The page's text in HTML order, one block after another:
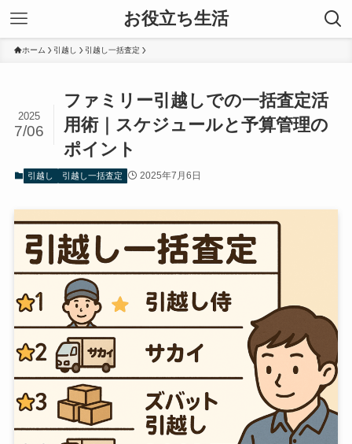
お役立ち生活
ホーム 引越し 引越し一括査定
ファミリー引越しでの一括査定活
用術｜スケジュールと予算管理の
ポイント
2025
7/06
引越し 引越し一括査定 2025年7月6日